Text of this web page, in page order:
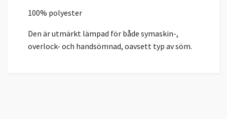
100% polyester
Den är utmärkt lämpad för både symaskin-,
overlock- och handsömnad, oavsett typ av söm.